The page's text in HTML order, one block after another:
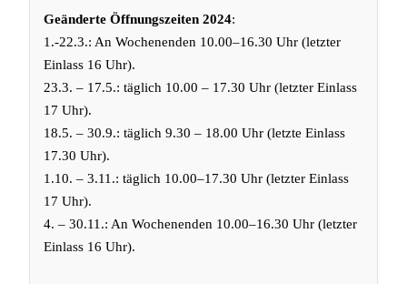
Geänderte Öffnungszeiten 2024:
1.-22.3.: An Wochenenden 10.00–16.30 Uhr (letzter
Einlass 16 Uhr).
23.3. – 17.5.: täglich 10.00 – 17.30 Uhr (letzter Einlass
17 Uhr).
18.5. – 30.9.: täglich 9.30 – 18.00 Uhr (letzte Einlass
17.30 Uhr).
1.10. – 3.11.: täglich 10.00–17.30 Uhr (letzter Einlass
17 Uhr).
4. – 30.11.: An Wochenenden 10.00–16.30 Uhr (letzter
Einlass 16 Uhr).